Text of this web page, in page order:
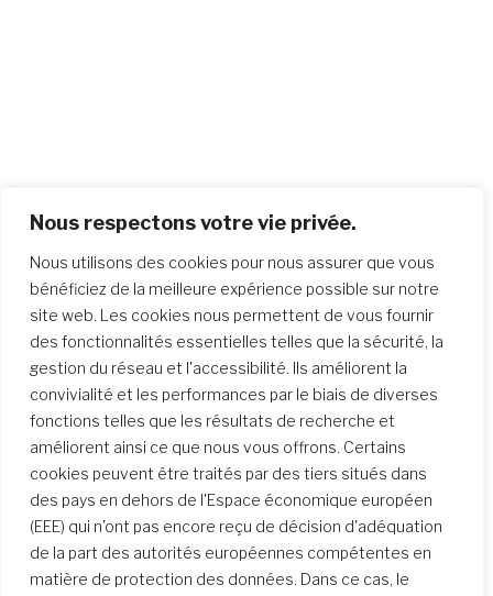
Nous respectons votre vie privée.
Nous utilisons des cookies pour nous assurer que vous
bénéficiez de la meilleure expérience possible sur notre
site web. Les cookies nous permettent de vous fournir
des fonctionnalités essentielles telles que la sécurité, la
gestion du réseau et l'accessibilité. Ils améliorent la
convivialité et les performances par le biais de diverses
fonctions telles que les résultats de recherche et
améliorent ainsi ce que nous vous offrons. Certains
cookies peuvent être traités par des tiers situés dans
des pays en dehors de l'Espace économique européen
(EEE) qui n'ont pas encore reçu de décision d'adéquation
de la part des autorités européennes compétentes en
matière de protection des données. Dans ce cas, le